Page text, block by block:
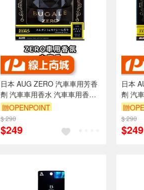
日本 AUG ZERO 汽車車用芳香
劑 汽車車用香水 汽車車用香氛/
固體 白麝香 I-82
贈OPENPOINT
$ 290
$249
日本
劑 汽
固體
贈
$ 290
$249